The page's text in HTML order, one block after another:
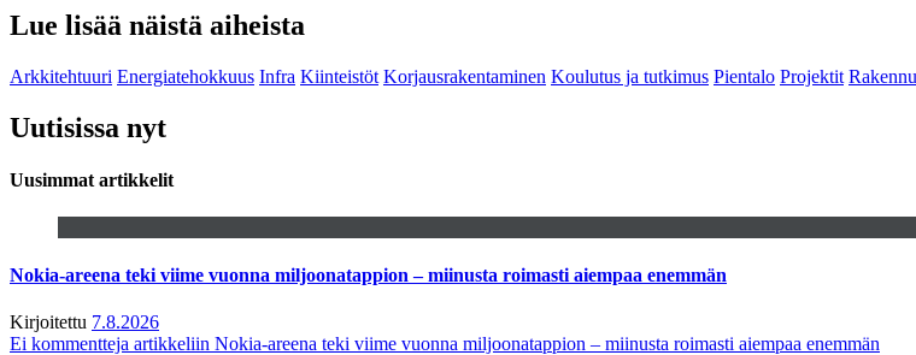
Lue lisää näistä aiheista
Arkkitehtuuri Energiatehokkuus Infra Kiinteistöt Korjausrakentaminen Koulutus ja tutkimus Pientalo Projektit
Uutisissa nyt
Uusimmat artikkelit
Nokia-areena teki viime vuonna miljoonatappion – miinusta roimasti aiempaa enemmän
Kirjoitettu 7.8.2026
Ei kommentteja artikkeliin Nokia-areena teki viime vuonna miljoonatappion – miinusta roimasti aiempaa enemmän